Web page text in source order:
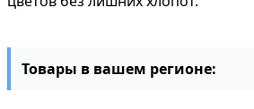
Товары в вашем регионе: